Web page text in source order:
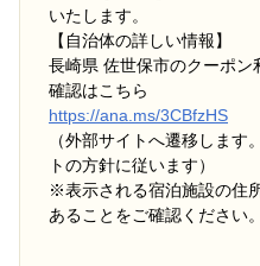
いたします。
【自治体の詳しい情報】
長崎県 佐世保市のクーポン
確認はこちら
https://ana.ms/3CBfzHS
（外部サイトへ遷移します
トの方針に従います）
※表示される宿泊施設の住
あることをご確認ください。